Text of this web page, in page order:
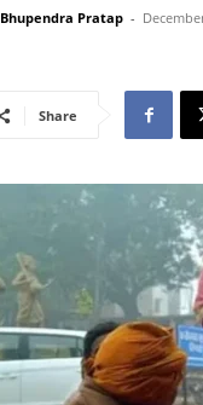
Bhupendra Pratap -
Share